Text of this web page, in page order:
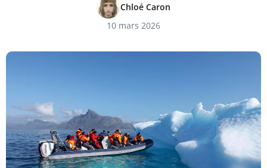
Chloé Caron
10 mars 2026